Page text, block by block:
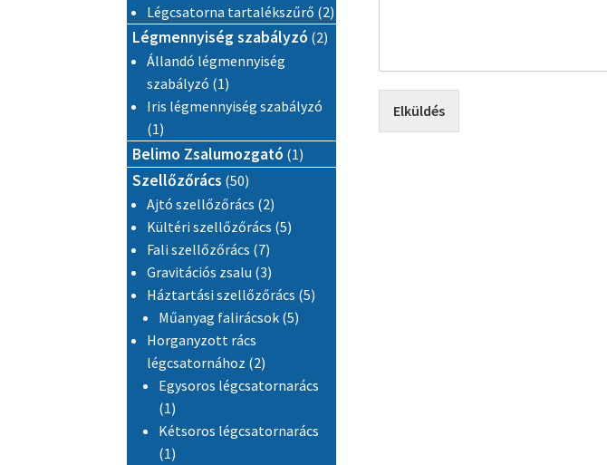
Elküldés
Légcsatorna tartalékszűrő 22 termék
Légmennyiség szabályzó 22 termék
Állandó légmennyiség
szabályzó 11 termék
Iris légmennyiség szabályzó
11 termék
Belimo Zsalumozgató 11 termék
Szellőzőrács 5050 termék
Ajtó szellőzőrács 22 termék
Kültéri szellőzőrács 55 termék
Fali szellőzőrács 77 termék
Gravitációs zsalu 33 termék
Háztartási szellőzőrács 55 termék
Műanyag falirácsok 55 termék
Horganyzott rács
légcsatornához 22 termék
Egysoros légcsatornarács
11 termék
Kétsoros légcsatornarács
11 termék